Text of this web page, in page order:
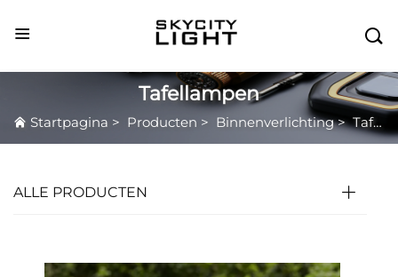

Tafellampen
Startpagina > Producten > Binnenverlichting>Tafellampen
ALLE PRODUCTEN